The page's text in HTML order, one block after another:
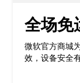
全场免
微软官方商城
效，设备安全